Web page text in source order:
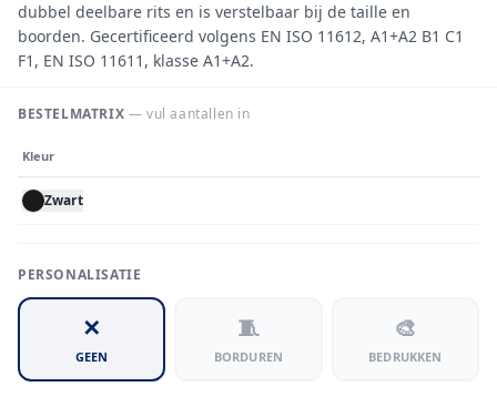
dubbel deelbare rits en is verstelbaar bij de taille en
boorden. Gecertificeerd volgens EN ISO 11612, A1+A2 B1 C1
F1, EN ISO 11611, klasse A1+A2.
BESTELMATRIX — vul aantallen in
Kleur
Zwart
PERSONALISATIE
✕
GEEN
🧵
BORDUREN
🎨
BEDRUKKEN